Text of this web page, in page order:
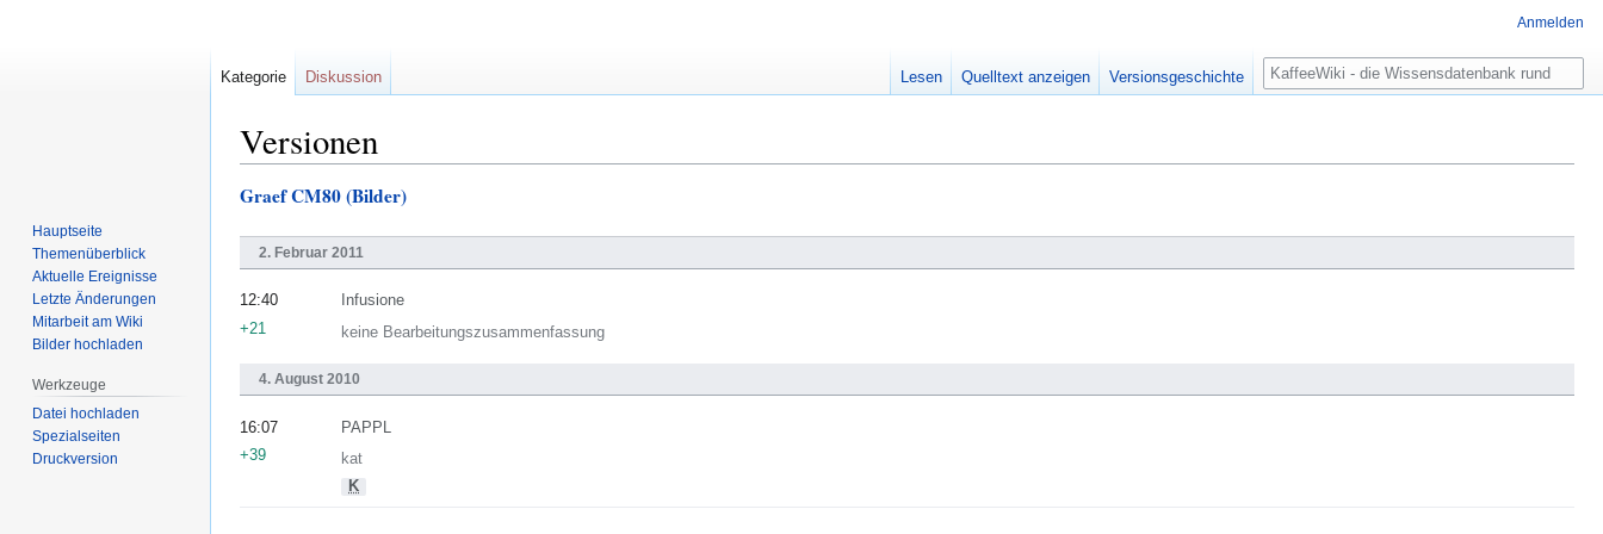
Versionen
Zur
springen
Zur
springen
Graef CM80 (Bilder)
2. Februar 2011
Infusione
keine Bearbeitungszusammenfassung
12:40
+21
4. August 2010
PAPPL
kat
K
16:07
+39
Anmelden
Kategorie Diskussion Lesen Quelltext anzeigen Versionsgeschichte
Suche
Hauptseite
Themenüberblick
Aktuelle Ereignisse
Letzte Änderungen
Mitarbeit am Wiki
Bilder hochladen
Werkzeuge
Datei hochladen
Spezialseiten
Druckversion